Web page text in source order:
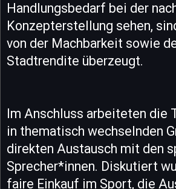
Handlungsbedarf bei der
Konzepterstellung sehen,
von der Machbarkeit sowie
Stadtrendite überzeugt.
Im Anschluss arbeiteten die
in thematisch wechselnden
direkten Austausch mit den
Sprecher*innen. Diskutiert
faire Einkauf im Sport, die